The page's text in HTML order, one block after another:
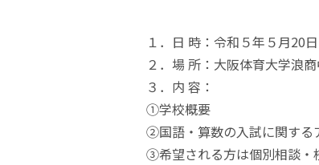
１．日 時：令和５年５月20
２．場 所：大阪体育大学浪
３．内 容：
①学校概要
②国語・算数の入試に関する
③希望される方は個別相談